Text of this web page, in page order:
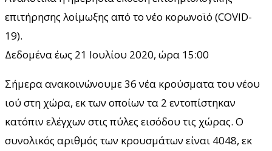
επιτήρησης λοίμωξης από το νέο κορωνοϊό (COVID-
19).
Δεδομένα έως 21 Ιουλίου 2020, ώρα 15:00
Σήμερα ανακοινώνουμε 36 νέα κρούσματα του νέου
ιού στη χώρα, εκ των οποίων τα 2 εντοπίστηκαν
κατόπιν ελέγχων στις πύλες εισόδου τις χώρας. Ο
συνολικός αριθμός των κρουσμάτων είναι 4048, εκ